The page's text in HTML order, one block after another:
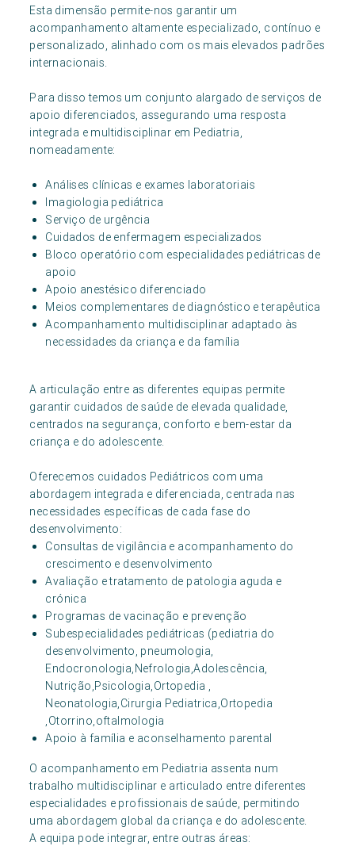
Esta dimensão permite-nos garantir um
acompanhamento altamente especializado, contínuo e
personalizado, alinhado com os mais elevados padrões
internacionais.
Para disso temos um conjunto alargado de serviços de
apoio diferenciados, assegurando uma resposta
integrada e multidisciplinar em Pediatria,
nomeadamente:
Análises clínicas e exames laboratoriais
Imagiologia pediátrica
Serviço de urgência
Cuidados de enfermagem especializados
Bloco operatório com especialidades pediátricas de
apoio
Apoio anestésico diferenciado
Meios complementares de diagnóstico e terapêutica
Acompanhamento multidisciplinar adaptado às
necessidades da criança e da família
A articulação entre as diferentes equipas permite
garantir cuidados de saúde de elevada qualidade,
centrados na segurança, conforto e bem-estar da
criança e do adolescente.
Oferecemos cuidados Pediátricos com uma
abordagem integrada e diferenciada, centrada nas
necessidades específicas de cada fase do
desenvolvimento:
Consultas de vigilância e acompanhamento do
crescimento e desenvolvimento
Avaliação e tratamento de patologia aguda e
crónica
Programas de vacinação e prevenção
Subespecialidades pediátricas (pediatria do
desenvolvimento, pneumologia,
Endocronologia,Nefrologia,Adolescência,
Nutrição,Psicologia,Ortopedia ,
Neonatologia,Cirurgia Pediatrica,Ortopedia
,Otorrino,oftalmologia
Apoio à família e aconselhamento parental
O acompanhamento em Pediatria assenta num
trabalho multidisciplinar e articulado entre diferentes
especialidades e profissionais de saúde, permitindo
uma abordagem global da criança e do adolescente.
A equipa pode integrar, entre outras áreas: